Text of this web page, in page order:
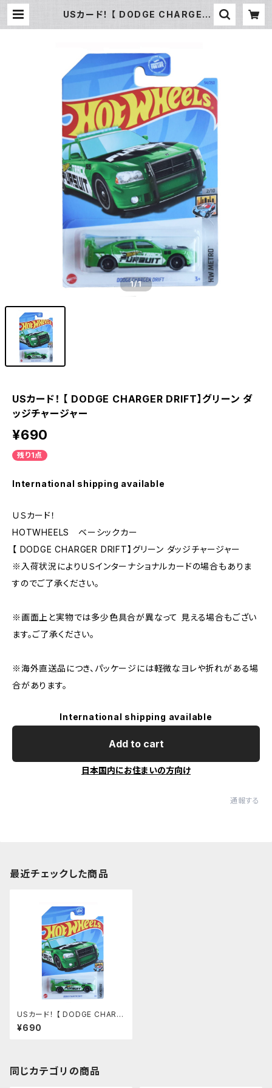
USカード！ 【 DODGE CHARGER
1/1
USカード！ 【 DODGE CHARGER DRIFT】グリーン ダ
ッジチャージャー
¥690
残り1点
International shipping available
ＵＳカード！
HOTWHEELS ベーシックカー
【 DODGE CHARGER DRIFT】グリーン ダッジチャージャー
※入荷状況によりＵＳインターナショナルカードの場合もありま
すのでご了承ください。
※画面上と実物では多少色具合が異なって 見える場合もござい
ます。ご了承ください。
※海外直送品につき、パッケージには軽微なヨレや折れがある場
合があります。
International shipping available
Add to cart
日本国内にお住まいの方向け
通報する
最近チェックした商品
USカード！ 【 DODGE CHARG
ER DRIFT】グリーン ダッジチャ
ージャー
¥690
同じカテゴリの商品